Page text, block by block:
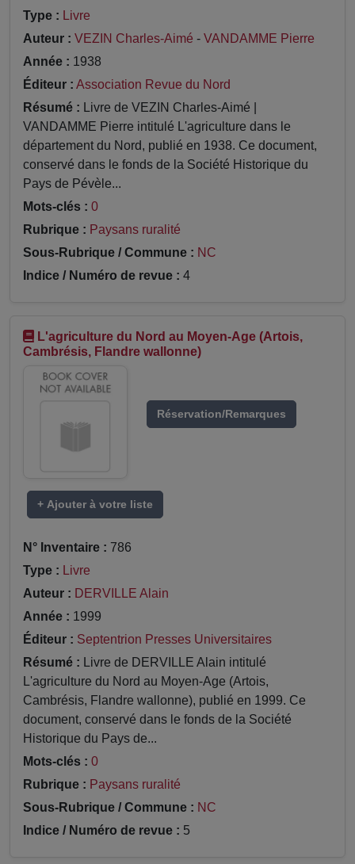
Type : Livre
Auteur : VEZIN Charles-Aimé - VANDAMME Pierre
Année : 1938
Éditeur : Association Revue du Nord
Résumé : Livre de VEZIN Charles-Aimé |
VANDAMME Pierre intitulé L'agriculture dans le
département du Nord, publié en 1938. Ce document,
conservé dans le fonds de la Société Historique du
Pays de Pévèle...
Mots-clés : 0
Rubrique : Paysans ruralité
Sous-Rubrique / Commune : NC
Indice / Numéro de revue : 4
L'agriculture du Nord au Moyen-Age (Artois,
Cambrésis, Flandre wallonne)
Réservation/Remarques
+ Ajouter à votre liste
N° Inventaire : 786
Type : Livre
Auteur : DERVILLE Alain
Année : 1999
Éditeur : Septentrion Presses Universitaires
Résumé : Livre de DERVILLE Alain intitulé
L'agriculture du Nord au Moyen-Age (Artois,
Cambrésis, Flandre wallonne), publié en 1999. Ce
document, conservé dans le fonds de la Société
Historique du Pays de...
Mots-clés : 0
Rubrique : Paysans ruralité
Sous-Rubrique / Commune : NC
Indice / Numéro de revue : 5